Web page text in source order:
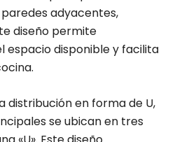
adyacentes,
diseño permite
espacio disponible y facilita
distribución en forma de U,
se ubican en tres